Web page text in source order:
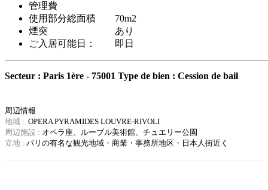
管理費
使用部分総面積 70m2
煙突 あり
ご入居可能日： 即日
Secteur : Paris 1ère - 75001 Type de bien : Cession de bail
周辺情報
地域 : OPERA PYRAMIDES LOUVRE-RIVOLI
周辺施設 : オペラ座、ルーブル美術館、チュエリー公園
立地 : パリの有名な観光地域・ 商業・事務所地区・日本人街近く